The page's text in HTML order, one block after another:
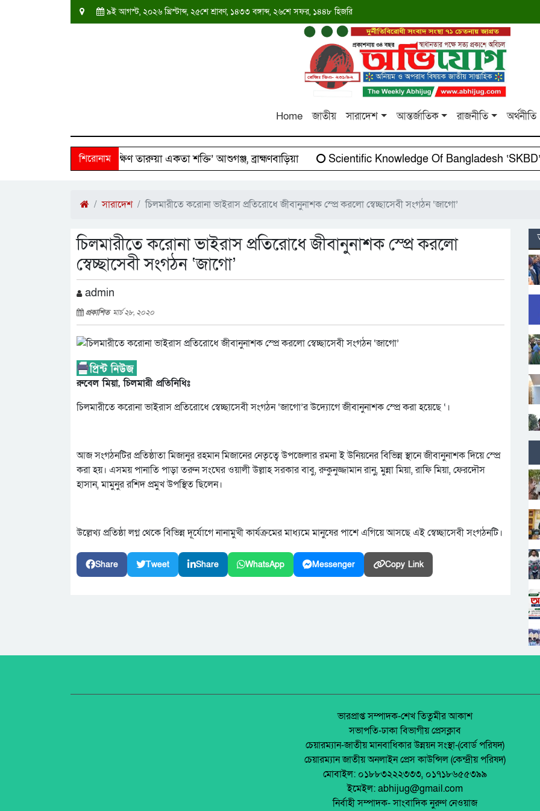
৯ই আগস্ট, ২০২৬ খ্রিস্টাব্দ, ২৫শে শ্রাবণ, ১৪৩৩ বঙ্গাব্দ, ২৬শে সফর, ১৪৪৮ হিজরি
Home জাতীয় সারাদেশ আন্তর্জাতিক রাজনীতি অর্থনীতি
শিরোনাম
২৫০ পরিবারের পাশে ‘দক্ষিণ তারুয়া একতা শক্তি’ আশুগঞ্জ, ব্রাহ্মণবাড়িয়া Scientific Knowledge Of Bangladesh ‘SKBD’-
সারাদেশ চিলমারীতে করোনা ভাইরাস প্রতিরোধে জীবানুনাশক স্প্রে করলো স্বেচ্ছাসেবী সংগঠন ‘জাগো’
চিলমারীতে করোনা ভাইরাস প্রতিরোধে জীবানুনাশক স্প্রে করলো
স্বেচ্ছাসেবী সংগঠন ‘জাগো’
admin
প্রকাশিত মার্চ ২৮, ২০২০
রুবেল মিয়া, চিলমারী প্রতিনিধিঃ
চিলমারীতে করোনা ভাইরাস প্রতিরোধে স্বেচ্ছাসেবী সংগঠন ‘জাগো’র উদ্যোগে জীবানুনাশক স্প্রে করা হয়েছে ‘।
আজ সংগঠনটির প্রতিষ্ঠাতা মিজানুর রহমান মিজানের নেতৃত্বে উপজেলার রমনা ই উনিয়নের বিভিন্ন স্থানে জীবানুনাশক দিয়ে স্প্রে
করা হয়। এসময় পানাতি পাড়া তরুন সংঘের ওয়ালী উল্লাহ সরকার বাবু, রুকুনুজ্জামান রানু, মুন্না মিয়া, রাফি মিয়া, ফেরদৌস
হাসান, মামুনুর রশিদ প্রমুখ উপস্থিত ছিলেন।
উল্লেখ্য প্রতিষ্ঠা লগ্ন থেকে বিভিন্ন দূর্যোগে নানামুখী কার্যক্রমের মাধ্যমে মানুষের পাশে এগিয়ে আসছে এই স্বেচ্ছাসেবী সংগঠনটি।
Share Tweet Share WhatsApp Messenger Copy Link
ভারপ্রাপ্ত সম্পাদক-শেখ তিতুমীর আকাশ
সভাপতি-ঢাকা বিভাগীয় প্রেসক্লাব
চেয়ারম্যান-জাতীয় মানবাধিকার উন্নয়ন সংস্থা-(বোর্ড পরিষদ)
চেয়ারম্যান জাতীয় অনলাইন প্রেস কাউন্সিল (কেন্দ্রীয় পরিষদ)
মোবাইল: ০১৮৮৩২২২৩৩৩, ০১৭১৮৬৫৫৩৯৯
ইমেইল: abhijug@gmail.com
নির্বাহী সম্পাদক- সাংবাদিক নুরুণ নেওয়াজ